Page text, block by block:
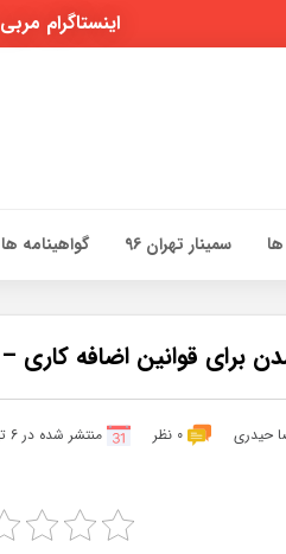
اینستاگرام
سمینار تهران 96 گواهینامه ها
برای قوانین اضافه کاری
حیدری 0 نظر منتشر شده در 6 تیر 1398